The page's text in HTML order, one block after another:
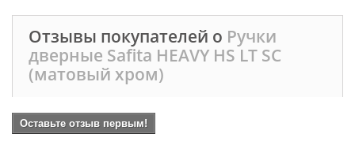
Отзывы покупателей о Ручки
дверные Safita HEAVY HS LT SC
(матовый хром)
Оставьте отзыв первым!